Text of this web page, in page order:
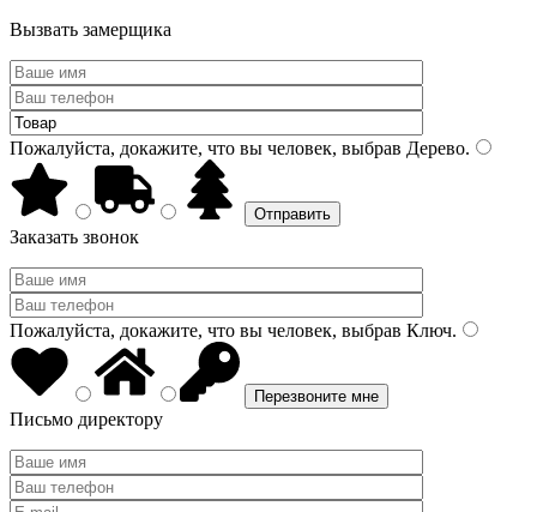
Вызвать замерщика
Пожалуйста, докажите, что вы человек, выбрав Дерево.
Заказать звонок
Пожалуйста, докажите, что вы человек, выбрав Ключ.
Письмо директору